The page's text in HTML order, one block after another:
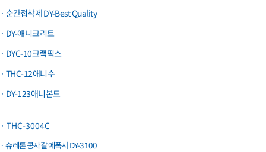
· 순간접착제 DY-Best Quality
· DY-애니크리트
· DYC-10크랙픽스
· THC-12애니수
· DY-123애니본드
· THC-3004C
· 슈레톤 콩자갈 에폭시 DY-3100